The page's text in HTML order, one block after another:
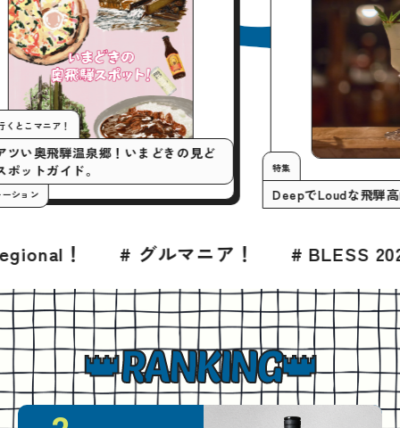
今月の行くとこマニア！
いまアツい奥飛騨温泉郷！いまどきの見ど
ころスポットガイド。
#プロモーション Deepで
ルマニア！ # BLESS 2026年8月号 #
RANKING